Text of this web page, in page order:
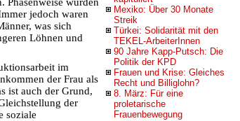
Phasenweise wurden
jedoch waren
was sich
Löhnen und
im
der Frau als
ist auch der Grund,
der
soziale
Mexiko: Über 30 Monate
Streik
Türkei: Solidarität mit den
TEKEL-ArbeiterInnen
90 Jahre Kapp-Putsch: Die
Politik der KPD
Frauen und Krise: Gleiches
Recht und Billiglohn?
8. März: Für eine
proletarische
Frauenbewegung